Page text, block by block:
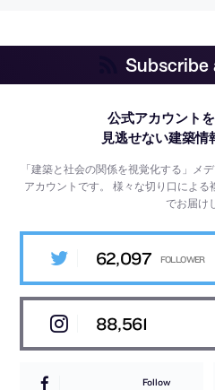
Subscribe
公式アカウント
見逃せない建築情
「建築と社会の関係を視覚化する」メ
アカウントです。様々な切り口による
でお届け
62,097
88,561
Follow